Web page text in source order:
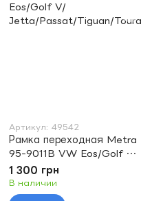
Артикул: 49542
Рамка переходная Metra
95-9011B VW Eos/Golf V/
Jetta/Passat/Tiguan/Tour
an
1 300 грн
В наличии